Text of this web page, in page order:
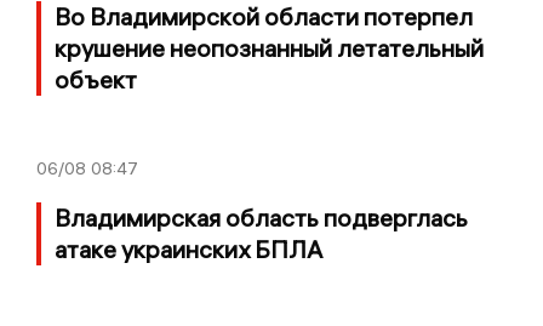
Во Владимирской области потерпел
крушение неопознанный летательный
объект
06/08 08:47
Владимирская область подверглась
атаке украинских БПЛА